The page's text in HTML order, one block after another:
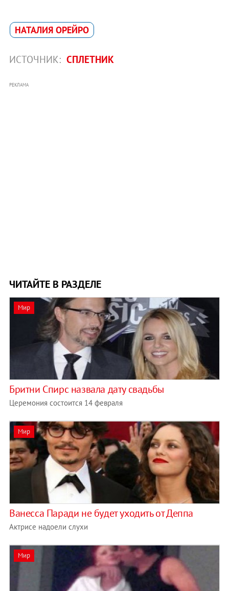
НАТАЛИЯ ОРЕЙРО
ИСТОЧНИК: СПЛЕТНИК
РЕКЛАМА
ЧИТАЙТЕ В РАЗДЕЛЕ
Мир
Бритни Спирс назвала дату свадьбы
Церемония состоится 14 февраля
Мир
Ванесса Паради не будет уходить от Деппа
Актрисе надоели слухи
Мир